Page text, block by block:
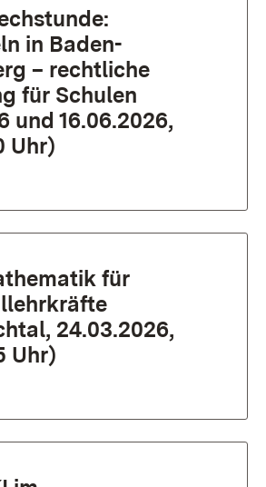
in Baden-
– rechtliche
für Schulen
und 16.06.2026,
Uhr)
für
24.03.2026,
Uhr)